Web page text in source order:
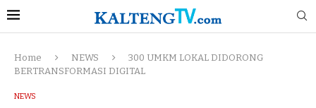
Home NEWS
300 UMKM LOKAL DIDORONG
BERTRANSFORMASI DIGITAL
NEWS